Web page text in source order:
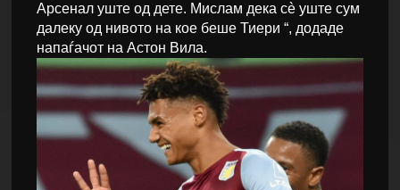
Арсенал уште од дете. Мислам дека сè уште сум
далеку од нивото на кое беше Тиери “, додаде
напаѓачот на Астон Вила.